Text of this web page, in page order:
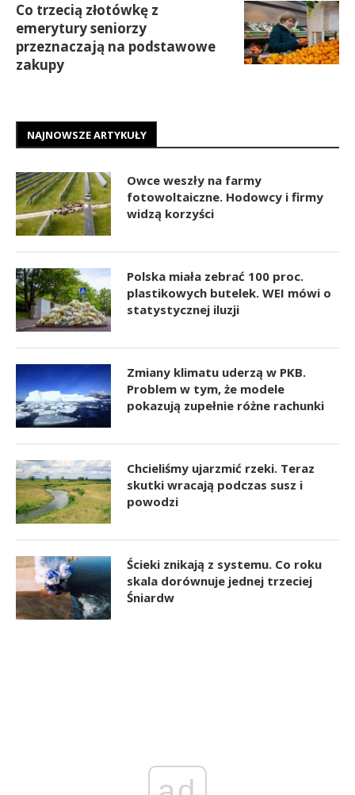
Co trzecią złotówkę z
emerytury seniorzy
przeznaczają na podstawowe
zakupy
NAJNOWSZE ARTYKUŁY
Owce weszły na farmy
fotowoltaiczne. Hodowcy i firmy
widzą korzyści
Polska miała zebrać 100 proc.
plastikowych butelek. WEI mówi o
statystycznej iluzji
Zmiany klimatu uderzą w PKB.
Problem w tym, że modele
pokazują zupełnie różne rachunki
Chcieliśmy ujarzmić rzeki. Teraz
skutki wracają podczas susz i
powodzi
Ścieki znikają z systemu. Co roku
skala dorównuje jednej trzeciej
Śniardw